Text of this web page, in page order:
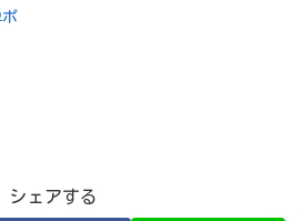
シェアする